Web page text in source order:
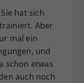
hat sich
Aber
mal ein
und
schon etwas
auch noch